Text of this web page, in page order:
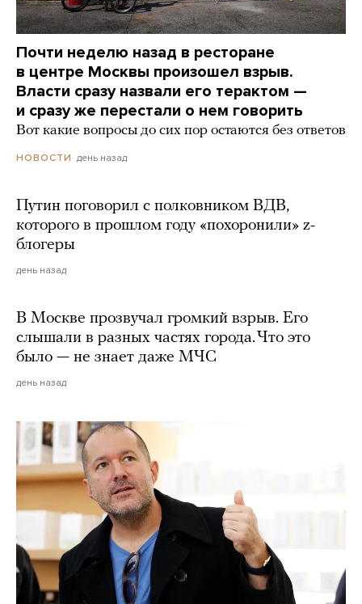
Почти неделю назад в ресторане
в центре Москвы произошел взрыв.
Власти сразу назвали его терактом —
и сразу же перестали о нем говорить
Вот какие вопросы до сих пор остаются без ответов
НОВОСТИ день назад
Путин поговорил с полковником ВДВ,
которого в прошлом году «похоронили» z-
блогеры
день назад
В Москве прозвучал громкий взрыв. Его
слышали в разных частях города. Что это
было — не знает даже МЧС
день назад